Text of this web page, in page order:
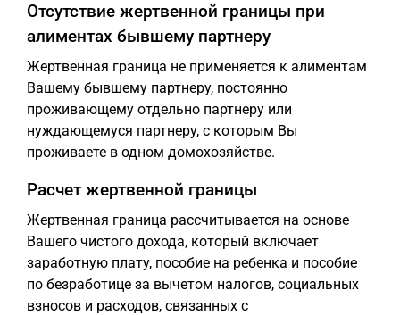
Отсутствие жертвенной границы при
алиментах бывшему партнеру
Жертвенная граница не применяется к алиментам
Вашему бывшему партнеру, постоянно
проживающему отдельно партнеру или
нуждающемуся партнеру, с которым Вы
проживаете в одном домохозяйстве.
Расчет жертвенной границы
Жертвенная граница рассчитывается на основе
Вашего чистого дохода, который включает
заработную плату, пособие на ребенка и пособие
по безработице за вычетом налогов, социальных
взносов и расходов, связанных с